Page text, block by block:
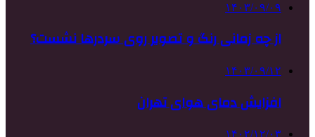
۱۴۰۳/۰۹/۰۹
از چه زمانی رنگ و تصویر روی سردرها نشست؟
۱۴۰۳/۰۹/۱۲
افزایش دمای هوای تهران
۱۴۰۲/۱۲/۰۳